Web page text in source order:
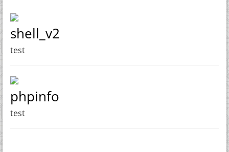
shell_v2
test
phpinfo
test